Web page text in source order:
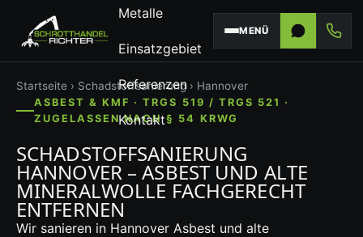
Metalle
Einsatzgebiet
Referenzen
Kontakt
MENÜ
Startseite › Schadstoffsanierung› Hannover
ASBEST & KMF · TRGS 519 / TRGS 521 ·
ZUGELASSEN NACH § 54 KRWG
SCHADSTOFFSANIERUNG
HANNOVER – ASBEST UND ALTE
MINERALWOLLE FACHGERECHT
ENTFERNEN
Wir sanieren in Hannover Asbest und alte